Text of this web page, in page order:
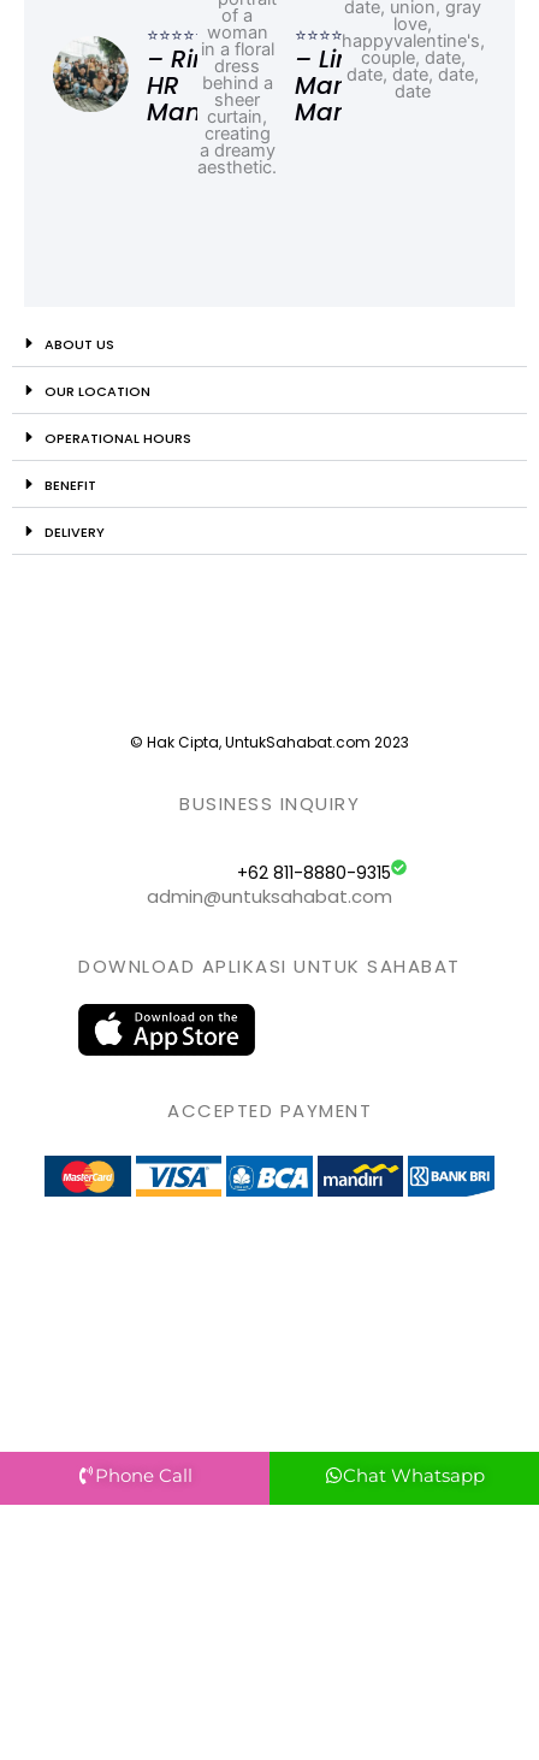
⭐⭐⭐⭐⭐
– Rina,
HR
Manager
⭐⭐⭐⭐⭐
– Linda,
Marketing
Manager
ABOUT US
OUR LOCATION
OPERATIONAL HOURS
BENEFIT
DELIVERY
© Hak Cipta, UntukSahabat.com 2023
BUSINESS INQUIRY
+62 811-8880-9315
admin@untuksahabat.com
DOWNLOAD APLIKASI UNTUK SAHABAT
ACCEPTED PAYMENT
Phone Call Chat Whatsapp